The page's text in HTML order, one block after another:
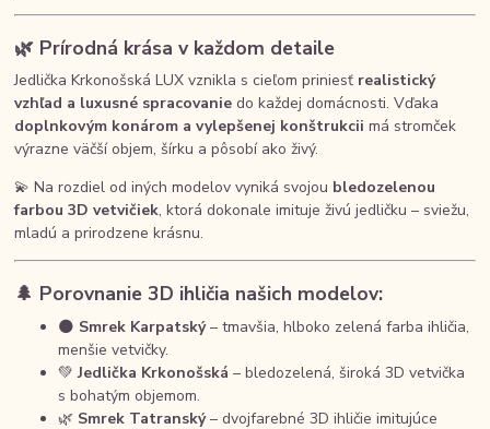
🌿 Prírodná krása v každom detaile
Jedlička Krkonošská LUX vznikla s cieľom priniesť realistický
vzhľad a luxusné spracovanie do každej domácnosti. Vďaka
doplnkovým konárom a vylepšenej konštrukcii má stromček
výrazne väčší objem, šírku a pôsobí ako živý.
💫 Na rozdiel od iných modelov vyniká svojou bledozelenou
farbou 3D vetvičiek, ktorá dokonale imituje živú jedličku – sviežu,
mladú a prirodzene krásnu.
🌲 Porovnanie 3D ihličia našich modelov:
🌑 Smrek Karpatský– tmavšia, hlboko zelená farba ihličia,
menšie vetvičky.
💚Jedlička Krkonošská – bledozelená, široká 3D vetvička
s bohatým objemom.
🌿 Smrek Tatranský– dvojfarebné 3D ihličie imitujúce